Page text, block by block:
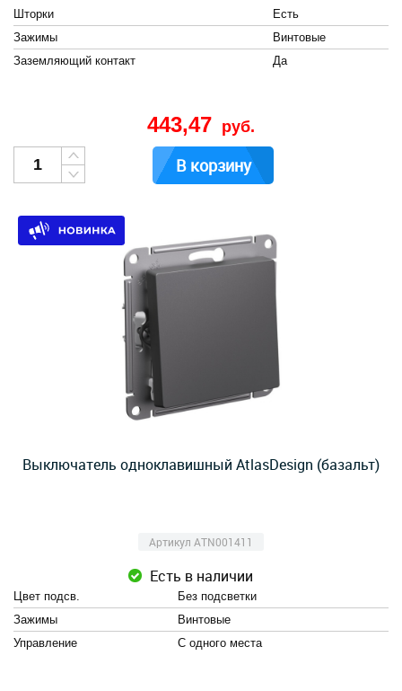
Шторки
Есть
Зажимы
Винтовые
Заземляющий контакт
Да
443,47 руб.
В корзину
Выключатель одноклавишный AtlasDesign (базальт)
Артикул ATN001411
Есть в наличии
Цвет подсв.
Без подсветки
Зажимы
Винтовые
Управление
С одного места